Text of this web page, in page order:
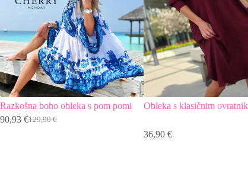
Razkošna boho obleka s pom pomi
129,90€
Izvirna
90,93 €Trenutna
Obleka s klasičnim
36,90 €